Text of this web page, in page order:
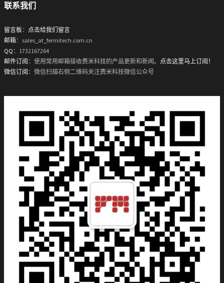
联系我们
留言板 ： 点击给我们留言
邮箱：sales_at_fermitech.com.cn
QQ ：1732167264
邮件订阅 ：使用常用邮箱接收费米科技的产品更新和新闻。 点击这里马上订阅！
微信订阅 ：微信扫描右侧二维码关注费米科技微信公众号